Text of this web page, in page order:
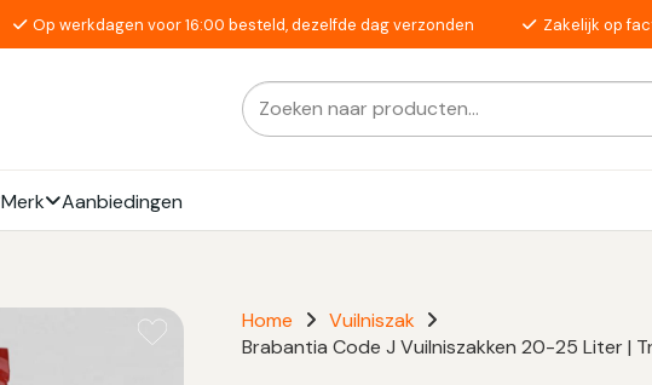
Op werkdagen voor 16:00 besteld, dezelfde dag verzonden Zakelijk op
Zoeken
naar:
Als de resultaten voor automatisch
Merk Aanbiedingen
Home
Vuilniszak
Brabantia Code J Vuilniszakken 20-25 Liter |